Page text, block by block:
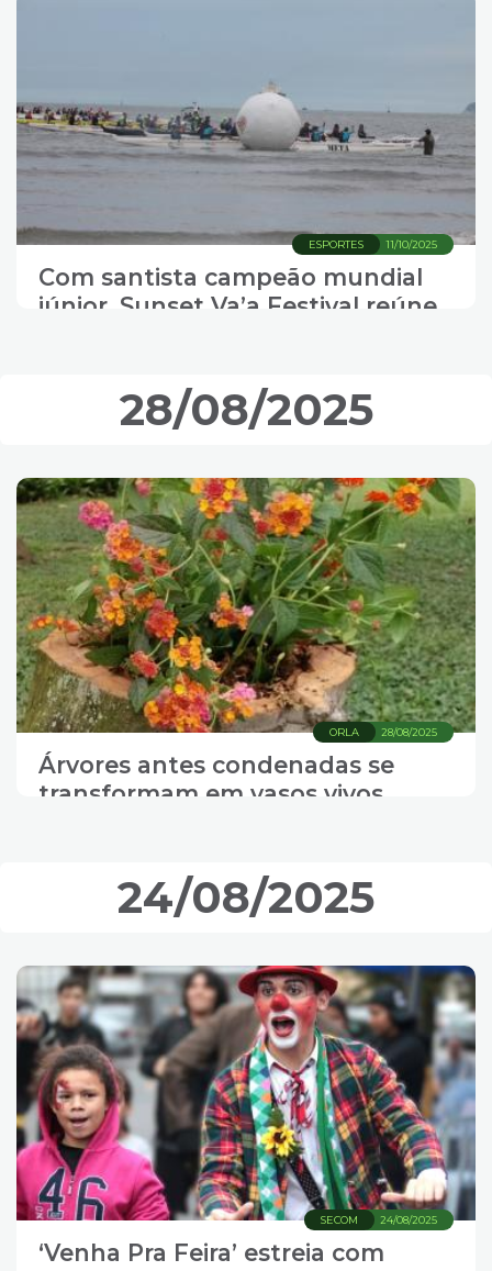
11/10/2025
ESPORTES
Com santista campeão mundial
júnior, Sunset Va’a Festival reúne
28/08/2025
28/08/2025
ORLA
Árvores antes condenadas se
transformam em vasos vivos
24/08/2025
24/08/2025
SECOM
‘Venha Pra Feira’ estreia com